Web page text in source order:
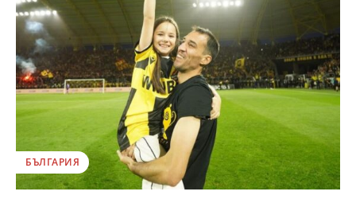
БЪЛГАРИЯ